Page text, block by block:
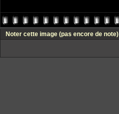
Noter cette image (pas encore de note)